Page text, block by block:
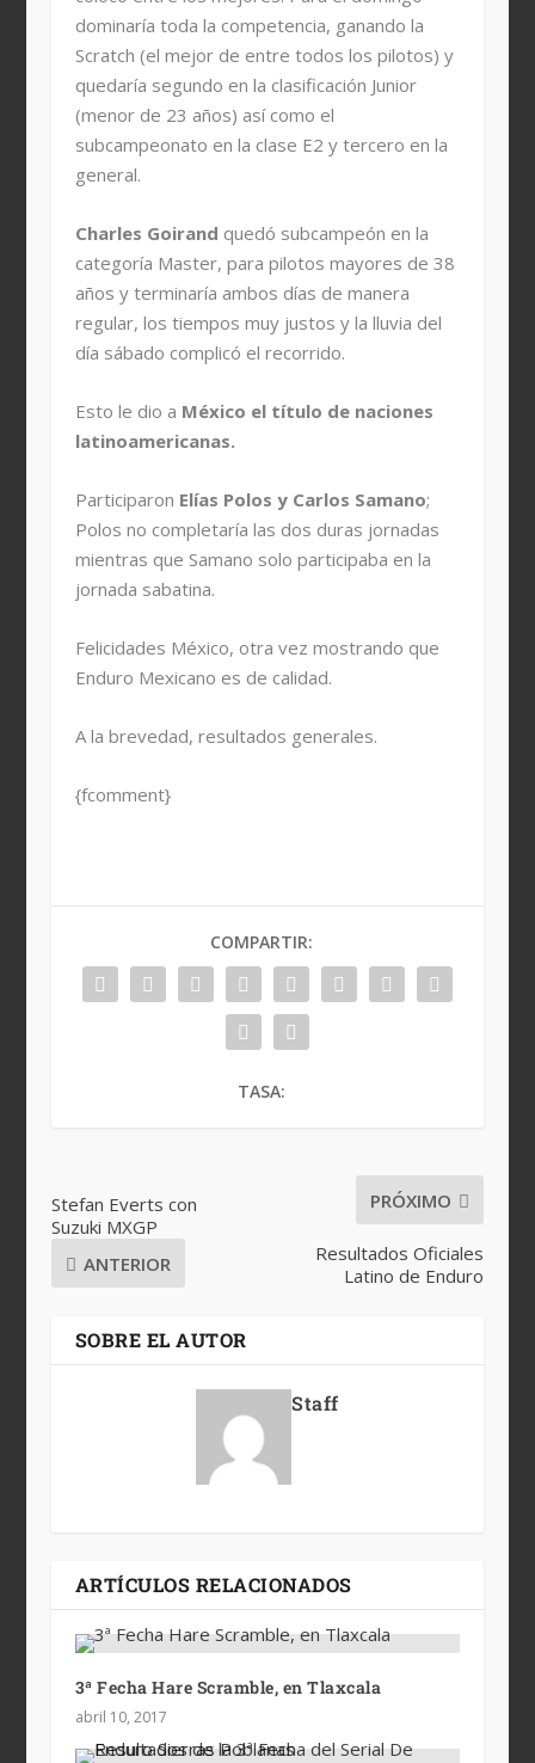
dominaría toda la competencia, ganando la
Scratch (el mejor de entre todos los pilotos) y
quedaría segundo en la clasificación Junior
(menor de 23 años) así como el
subcampeonato en la clase E2 y tercero en la
general.
Charles Goirand quedó subcampeón en la
categoría Master, para pilotos mayores de 38
años y terminaría ambos días de manera
regular, los tiempos muy justos y la lluvia del
día sábado complicó el recorrido.
Esto le dio a México el título de naciones
latinoamericanas.
Participaron Elías Polos y Carlos Samano;
Polos no completaría las dos duras jornadas
mientras que Samano solo participaba en la
jornada sabatina.
Felicidades México, otra vez mostrando que
Enduro Mexicano es de calidad.
A la brevedad, resultados generales.
{fcomment}
COMPARTIR:
TASA:
Stefan Everts con
Suzuki MXGP
ANTERIOR
PRÓXIMO
Resultados Oficiales
Latino de Enduro
SOBRE EL AUTOR
Staff
ARTÍCULOS RELACIONADOS
3ª Fecha Hare Scramble, en Tlaxcala
abril 10, 2017